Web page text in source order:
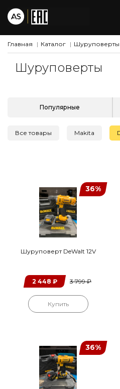
Главная Каталог Шуруповерты
Шуруповерты
Все товары Makita
36%
Шуруповерт DeWalt 12V
2 448 ₽ 3 799₽
Купить
36%